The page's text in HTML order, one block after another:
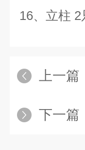
16、立柱 2
上一篇
下一篇